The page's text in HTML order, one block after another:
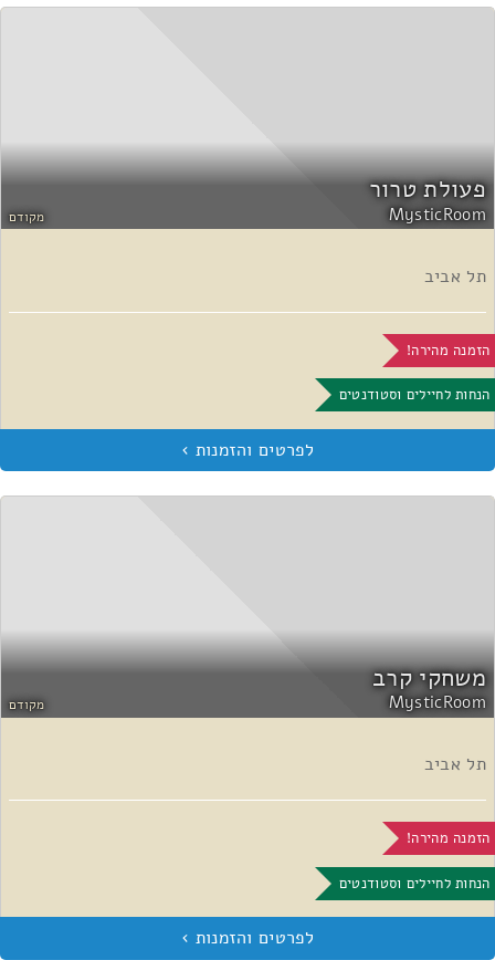
פעולת טרור
MysticRoom מקודם
תל אביב
הזמנה מהירה!
הנחות לחיילים וסטודנטים
משחקי קרב
MysticRoom מקודם
תל אביב
הזמנה מהירה!
הנחות לחיילים וסטודנטים